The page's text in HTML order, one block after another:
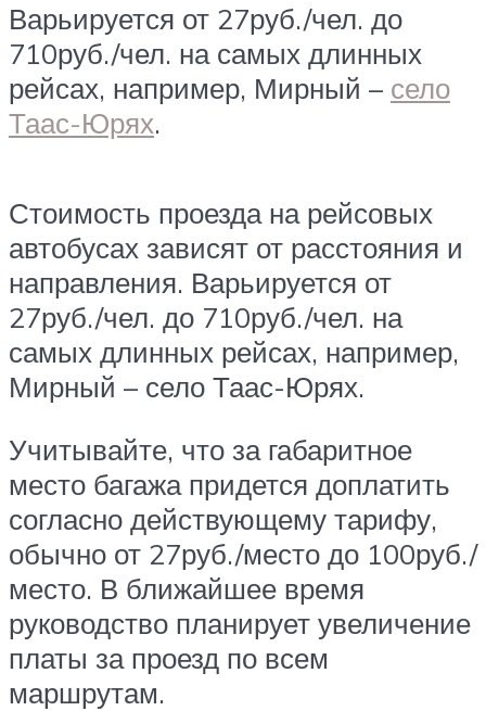
Варьируется от 27руб./чел. до
710руб./чел. на самых длинных
рейсах, например, Мирный – село
Таас-Юрях.
Стоимость проезда на рейсовых
автобусах зависят от расстояния и
направления. Варьируется от
27руб./чел. до 710руб./чел. на
самых длинных рейсах, например,
Мирный – село Таас-Юрях.
Учитывайте, что за габаритное
место багажа придется доплатить
согласно действующему тарифу,
обычно от 27руб./место до 100руб./
место. В ближайшее время
руководство планирует увеличение
платы за проезд по всем
маршрутам.